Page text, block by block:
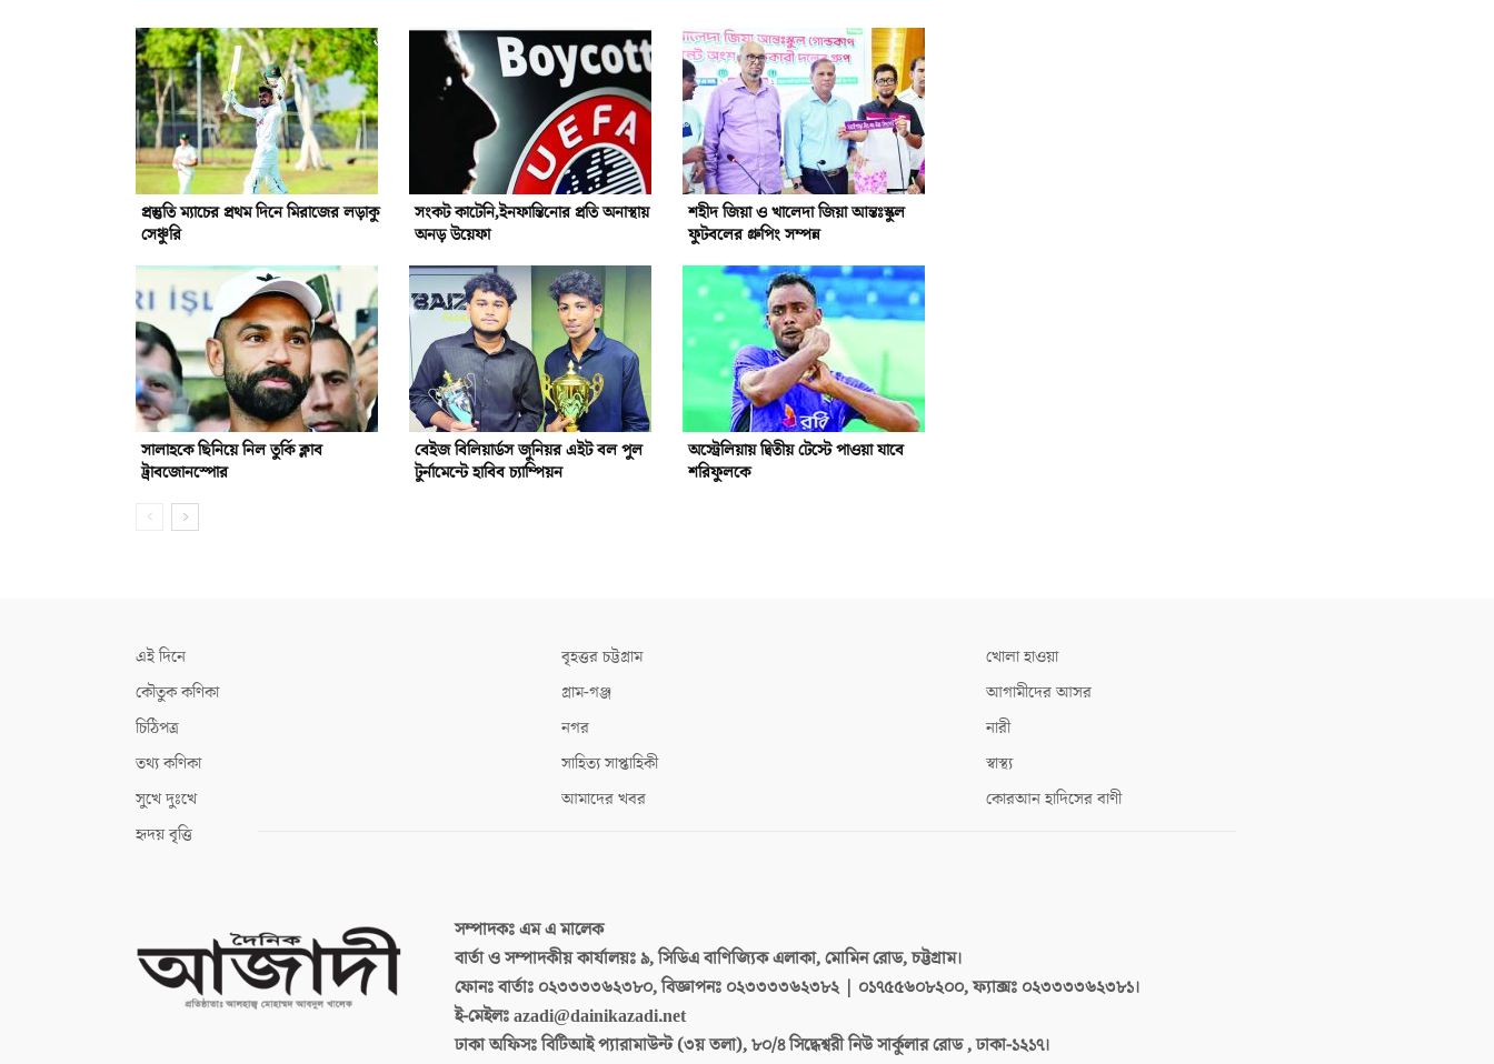
প্রস্তুতি ম্যাচের প্রথম দিনে মিরাজের লড়াকু
সেঞ্চুরি
সংকট কাটেনি,ইনফান্তিনোর প্রতি অনাস্থায়
অনড় উয়েফা
শহীদ জিয়া ও খালেদা জিয়া আন্তঃস্কুল
ফুটবলের গ্রুপিং সম্পন্ন
সালাহকে ছিনিয়ে নিল তুর্কি ক্লাব
ট্রাবজোনস্পোর
বেইজ বিলিয়ার্ডস জুনিয়র এইট বল পুল
টুর্নামেন্টে হাবিব চ্যাম্পিয়ন
অস্ট্রেলিয়ায় দ্বিতীয় টেস্টে পাওয়া যাবে
শরিফুলকে
এই দিনে
কৌতুক কণিকা
চিঠিপত্র
তথ্য কণিকা
সুখে দুঃখে
হৃদয় বৃত্তি
বৃহত্তর চট্টগ্রাম
গ্রাম-গঞ্জ
নগর
সাহিত্য সাপ্তাহিকী
আমাদের খবর
খোলা হাওয়া
আগামীদের আসর
নারী
স্বাস্থ্য
কোরআন হাদিসের বাণী
সম্পাদকঃএম এ মালেক
বার্তা ও সম্পাদকীয় কার্যালয়ঃ৯, সিডিএ বাণিজ্যিক এলাকা, মোমিন রোড, চট্টগ্রাম।
ফোনঃ বার্তাঃ ০২৩৩৩৩৬২৩৮০, বিজ্ঞাপনঃ ০২৩৩৩৩৬২৩৮২ | ০১৭৫৫৬০৮২০০, ফ্যাক্সঃ ০২৩৩৩৩৬২৩৮১।
ই-মেইলঃazadi@dainikazadi.net
ঢাকা অফিসঃবিটিআই প্যারামাউন্ট (৩য় তলা), ৮০/৪ সিদ্ধেশ্বরী নিউ সার্কুলার রোড , ঢাকা-১২১৭।